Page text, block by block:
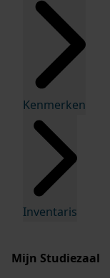
Kenmerken
Inventaris
Mijn Studiezaal